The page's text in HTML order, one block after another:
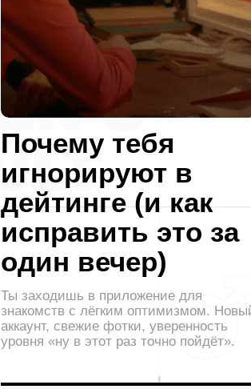
Почему тебя
игнорируют в
дейтинге (и как
исправить это за
один вечер)
Ты заходишь в приложение для
знакомств с лёгким оптимизмом.
аккаунт, свежие фотки, уверенность
уровня «ну в этот раз точно пойдёт».